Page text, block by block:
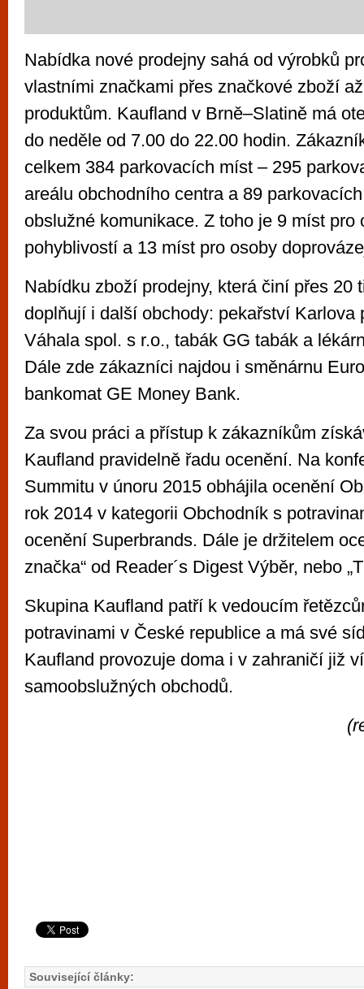
Nabídka nové prodejny sahá od výrobků
vlastními značkami přes značkové zboží
produktům. Kaufland v Brně–Slatině má
do neděle od 7.00 do 22.00 hodin.
celkem 384 parkovacích míst – 295
areálu obchodního centra a 89
obslužné komunikace. Z toho je 9 míst pro
pohyblivostí a 13 míst pro osoby
Nabídku zboží prodejny, která činí přes 20
doplňují i další obchody: pekařství Karlova
Váhala spol. s r.o., tabák GG tabák a
Dále zde zákazníci najdou i směnárnu
bankomat GE Money Bank.
Za svou práci a přístup k zákazníkům
Kaufland pravidelně řadu ocenění. Na
Summitu v únoru 2015 obhájila ocenění
rok 2014 v kategorii Obchodník s
ocenění Superbrands. Dále je držitelem
značka“ od Reader´s Digest Výběr, nebo
Skupina Kaufland patří k vedoucím
potravinami v České republice a má své
Kaufland provozuje doma i v zahraničí již
samoobslužných obchodů.
Související články: